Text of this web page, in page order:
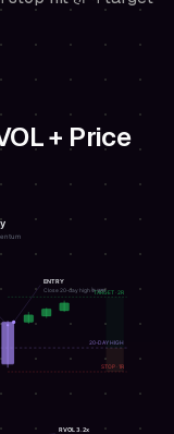
+ Price